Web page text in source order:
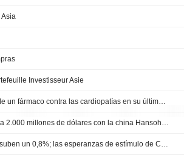
Asia
Investisseur Asie
Merck compra los derechos de un fármaco contra las cardiopatías en su última operación en China
Merck firma acuerdo por hasta 2.000 millones de dólares con la china Hansoh para fármaco contra obesidad
Las acciones de Hong Kong suben un 0,8%; las esperanzas de estímulo de China animan el ánimo -- Market Talk